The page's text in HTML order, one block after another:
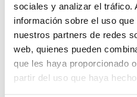
sociales y analizar el tráfico.
información sobre el uso
nuestros partners de redes
web, quienes pueden
que les haya proporcionado
partir del uso que haya
Este encuentro estará centrado en
aterrizar las ideas de solución
transformarlas en propuestas
A partir del trabajo previo, se
iniciativas viables, definiendo